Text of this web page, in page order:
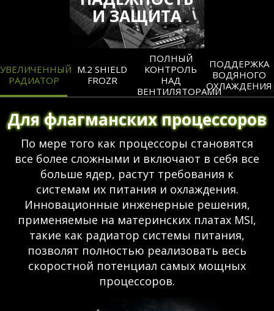
И ЗАЩИТА
УВЕЛИЧЕННЫЙ
РАДИАТОР
M.2 SHIELD
FROZR
ПОЛНЫЙ
КОНТРОЛЬ
НАД
ВЕНТИЛЯТОРАМИ
ПОДДЕРЖКА
ВОДЯНОГО
ОХЛАЖДЕНИЯ
Для флагманских процессоров
По мере того как процессоры становятся
все более сложными и включают в себя все
больше ядер, растут требования к
системам их питания и охлаждения.
Инновационные инженерные решения,
применяемые на материнских платах MSI,
такие как радиатор системы питания,
позволят полностью реализовать весь
скоростной потенциал самых мощных
процессоров.